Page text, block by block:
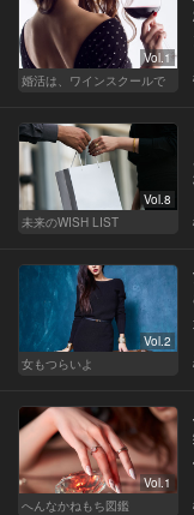
Vol.1
婚活は、ワインスクールで
Vol.8
未来のWISH LIST
Vol.2
女もつらいよ
Vol.1
へんなかねもち図鑑